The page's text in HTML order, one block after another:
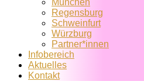
München
Regensburg
Schweinfurt
Würzburg
Partner*innen
Infobereich
Aktuelles
Kontakt